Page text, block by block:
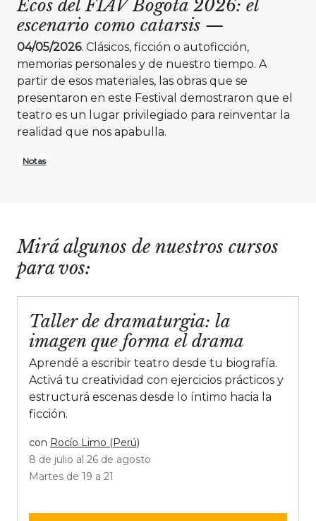
Ecos del FIAV Bogotá 2026: el
escenario como catarsis —
04/05/2026. Clásicos, ficción o autoficción,
memorias personales y de nuestro tiempo. A
partir de esos materiales, las obras que se
presentaron en este Festival demostraron que el
teatro es un lugar privilegiado para reinventar la
realidad que nos apabulla.
Notas
Mirá algunos de nuestros cursos
para vos:
Taller de dramaturgia: la
imagen que forma el drama
Aprendé a escribir teatro desde tu biografía.
Activá tu creatividad con ejercicios prácticos y
estructurá escenas desde lo íntimo hacia la
ficción.
con Rocío Limo (Perú)
8 de julio al 26 de agosto
Martes de 19 a 21